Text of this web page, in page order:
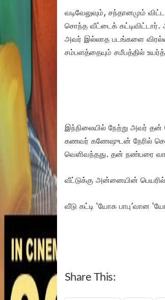
வடிவேலுவும், சந்தானமும்
சொந்த வீட்டைக் கட்டிவிட்டார்.
அவர் இல்லாத படங்களை
சம்பளத்தையும் சமீபத்தில்
இந்நிலையில் நேற்று அவர் தன்
கணவர் கணேஷுடன் நேரில்
வெளிவந்தது. தன் நண்பரை
வீட்டுக்கு அன்னையின் பெயரில்
வீடு கட்டி ‘யோக பாபு’வான
Share This: